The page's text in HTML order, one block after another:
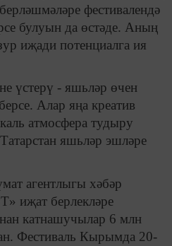
фестивалендә
булуын да өстәде. Аның
иҗади потенциалга ия
үстерү - яшьләр өчен
Алар яңа креатив
атмосфера тудыру
яшьләр эшләре
агентлыгы хәбәр
иҗат берлекләре
катнашучылар 6 млн
Фестиваль Кырымда 20-